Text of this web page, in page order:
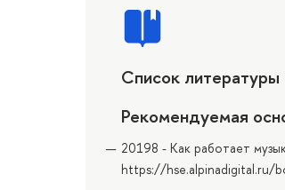
Список литературы
Рекомендуемая
20198 - Как работает
https://hse.alpinadigital.ru/